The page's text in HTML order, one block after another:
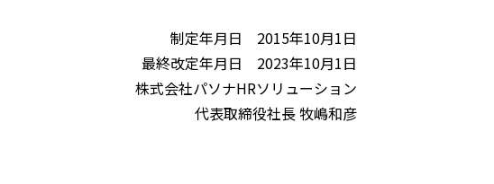
制定年月日 2015年10月1日
最終改定年月日 2023年10月1日
株式会社パソナHRソリューション
代表取締役社長 牧嶋和彦